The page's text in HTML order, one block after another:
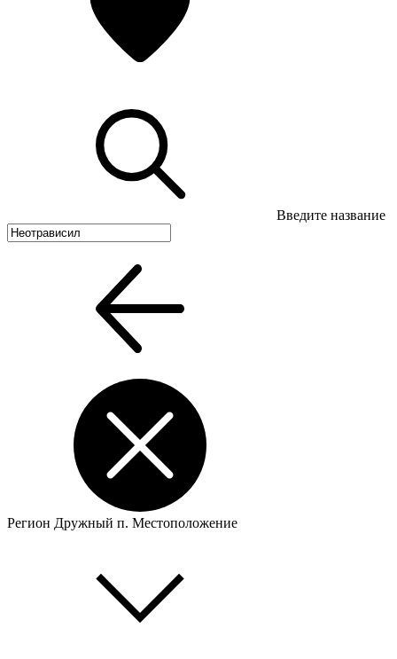
Введите название
Регион Дружный п. Местоположение